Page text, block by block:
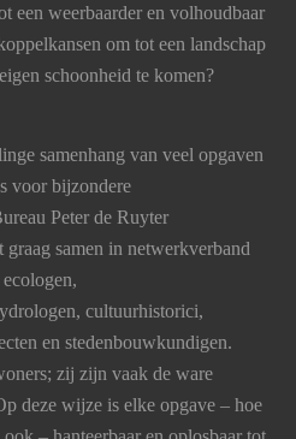
een weerbaarder en volhoudbaar
om tot een landschap
schoonheid te komen?
samenhang van veel opgaven
voor bijzondere
Peter de Ruyter
samen in netwerkverband
cultuurhistorici,
en stedenbouwkundigen.
zij zijn vaak de ware
deze wijze is elke opgave – hoe